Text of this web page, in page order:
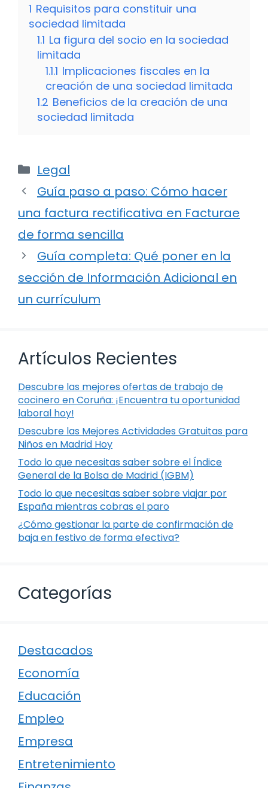
1 Requisitos para constituir una
sociedad limitada
1.1 La figura del socio en la sociedad
limitada
1.1.1 Implicaciones fiscales en la
creación de una sociedad limitada
1.2 Beneficios de la creación de una
sociedad limitada
Categorías
Legal
Guía paso a paso: Cómo hacer
una factura rectificativa en Facturae
de forma sencilla
Guía completa: Qué poner en la
sección de Información Adicional en
un currículum
Artículos Recientes
Descubre las mejores ofertas de trabajo de
cocinero en Coruña: ¡Encuentra tu oportunidad
laboral hoy!
Descubre las Mejores Actividades Gratuitas para
Niños en Madrid Hoy
Todo lo que necesitas saber sobre el Índice
General de la Bolsa de Madrid (IGBM)
Todo lo que necesitas saber sobre viajar por
España mientras cobras el paro
¿Cómo gestionar la parte de confirmación de
baja en festivo de forma efectiva?
Categorías
Destacados
Economía
Educación
Empleo
Empresa
Entretenimiento